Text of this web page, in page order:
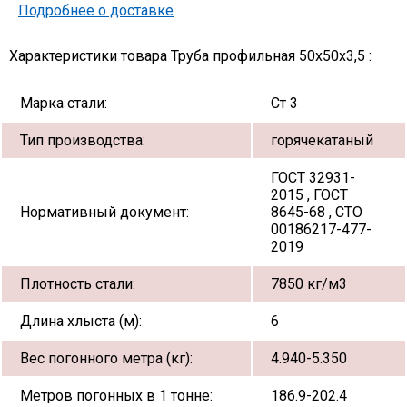
Подробнее о доставке
Характеристики товара Труба профильная 50х50х3,5 :
Марка стали: Ст 3
Тип производства: горячекатаный
Нормативный документ:
ГОСТ 32931-
2015 , ГОСТ
8645-68 , СТО
00186217-477-
2019
Плотность стали: 7850 кг/м3
Длина хлыста (м): 6
Вес погонного метра (кг): 4.940-5.350
Метров погонных в 1 тонне: 186.9-202.4